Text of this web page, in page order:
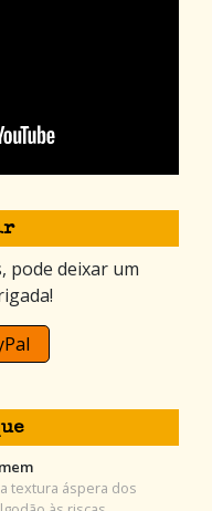
pode deixar um
textura áspera dos